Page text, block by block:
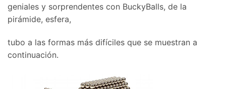
geniales y sorprendentes con BuckyBalls, de la
pirámide, esfera,
tubo a las formas más difíciles que se muestran a
continuación.